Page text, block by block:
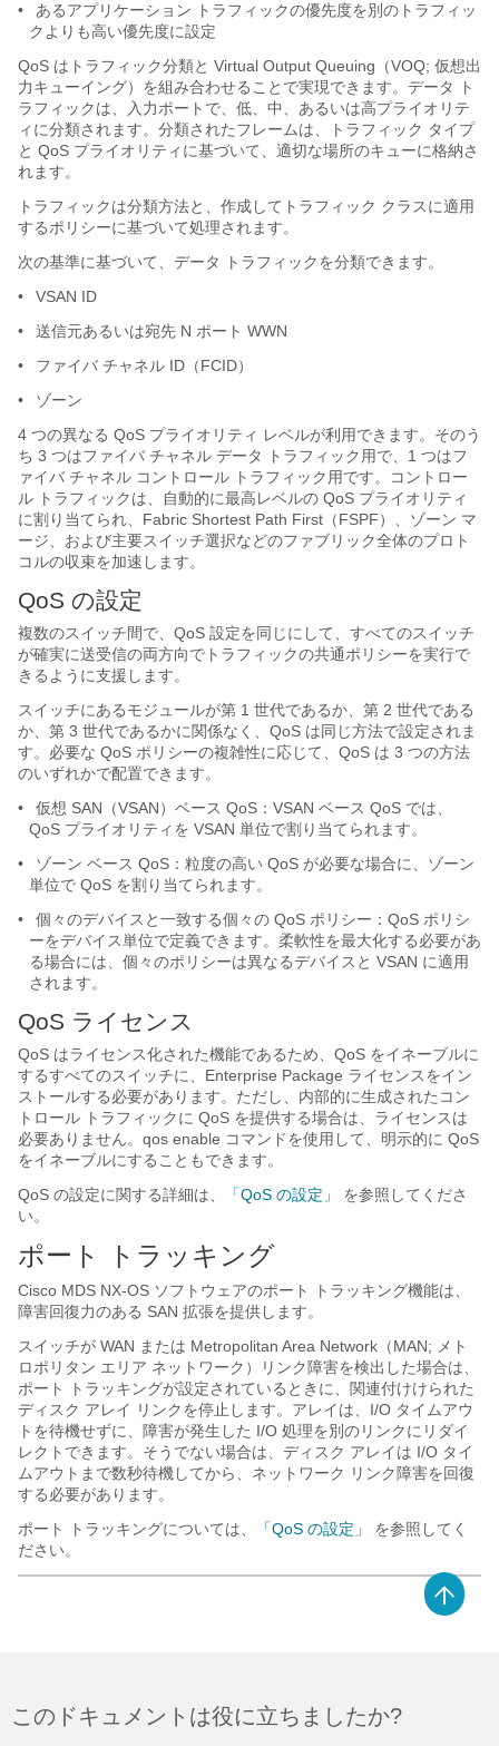
•
あるアプリケーション トラフィックの優先度を別のトラフィッ
クよりも高い優先度に設定
QoS はトラフィック分類と Virtual Output Queuing（VOQ; 仮想出
力キューイング）を組み合わせることで実現できます。データ ト
ラフィックは、入力ポートで、低、中、あるいは高プライオリテ
ィに分類されます。分類されたフレームは、トラフィック タイプ
と QoS プライオリティに基づいて、適切な場所のキューに格納さ
れます。
トラフィックは分類方法と、作成してトラフィック クラスに適用
するポリシーに基づいて処理されます。
次の基準に基づいて、データ トラフィックを分類できます。
•
VSAN ID
•
送信元あるいは宛先 N ポート WWN
•
ファイバ チャネル ID（FCID）
•
ゾーン
4 つの異なる QoS プライオリティ レベルが利用できます。そのう
ち 3 つはファイバ チャネル データ トラフィック用で、1 つはフ
ァイバ チャネル コントロール トラフィック用です。コントロー
ル トラフィックは、自動的に最高レベルの QoS プライオリティ
に割り当てられ、Fabric Shortest Path First（FSPF）、ゾーン マ
ージ、および主要スイッチ選択などのファブリック全体のプロト
コルの収束を加速します。
QoS の設定
複数のスイッチ間で、QoS 設定を同じにして、すべてのスイッチ
が確実に送受信の両方向でトラフィックの共通ポリシーを実行で
きるように支援します。
スイッチにあるモジュールが第 1 世代であるか、第 2 世代である
か、第 3 世代であるかに関係なく、QoS は同じ方法で設定されま
す。必要な QoS ポリシーの複雑性に応じて、QoS は 3 つの方法
のいずれかで配置できます。
•
仮想 SAN（VSAN）ベース QoS：VSAN ベース QoS では、
QoS プライオリティを VSAN 単位で割り当てられます。
•
ゾーン ベース QoS：粒度の高い QoS が必要な場合に、ゾーン
単位で QoS を割り当てられます。
•
個々のデバイスと一致する個々の QoS ポリシー：QoS ポリシ
ーをデバイス単位で定義できます。柔軟性を最大化する必要があ
る場合には、個々のポリシーは異なるデバイスと VSAN に適用
されます。
QoS ライセンス
QoS はライセンス化された機能であるため、QoS をイネーブルに
するすべてのスイッチに、Enterprise Package ライセンスをイン
ストールする必要があります。ただし、内部的に生成されたコン
トロール トラフィックに QoS を提供する場合は、ライセンスは
必要ありません。qos enable コマンドを使用して、明示的に QoS
をイネーブルにすることもできます。
QoS の設定に関する詳細は、
「QoS の設定」
を参照してくださ
い。
ポート トラッキング
Cisco MDS NX-OS ソフトウェアのポート トラッキング機能は、
障害回復力のある SAN 拡張を提供します。
スイッチが WAN または Metropolitan Area Network（MAN; メト
ロポリタン エリア ネットワーク）リンク障害を検出した場合は、
ポート トラッキングが設定されているときに、関連付けけられた
ディスク アレイ リンクを停止します。アレイは、I/O タイムアウ
トを待機せずに、障害が発生した I/O 処理を別のリンクにリダイ
レクトできます。そうでない場合は、ディスク アレイは I/O タイ
ムアウトまで数秒待機してから、ネットワーク リンク障害を回復
する必要があります。
ポート トラッキングについては、
「QoS の設定」
を参照してく
ださい。
このドキュメントは役に立ちましたか?